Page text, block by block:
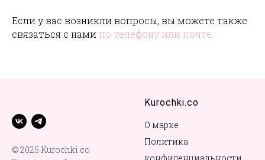
Если у вас возникли вопросы, вы можете также
связаться с нами по телефону или почте.
© 2025 Kurochki.co
Kurochki.co
О марке
Политика